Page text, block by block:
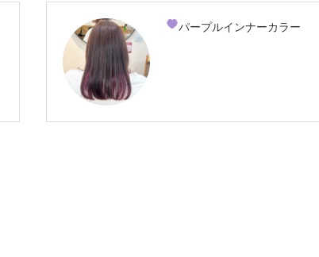
パープルインナーカラー